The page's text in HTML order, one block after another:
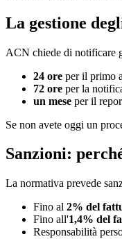
La gestione
ACN chiede di notificare
24 ore per il primo
72 ore per la
un mese per il
Se non avete oggi un
Sanzioni:
La normativa prevede
Fino al 2% del
Fino all'1,4% del
Responsabilità